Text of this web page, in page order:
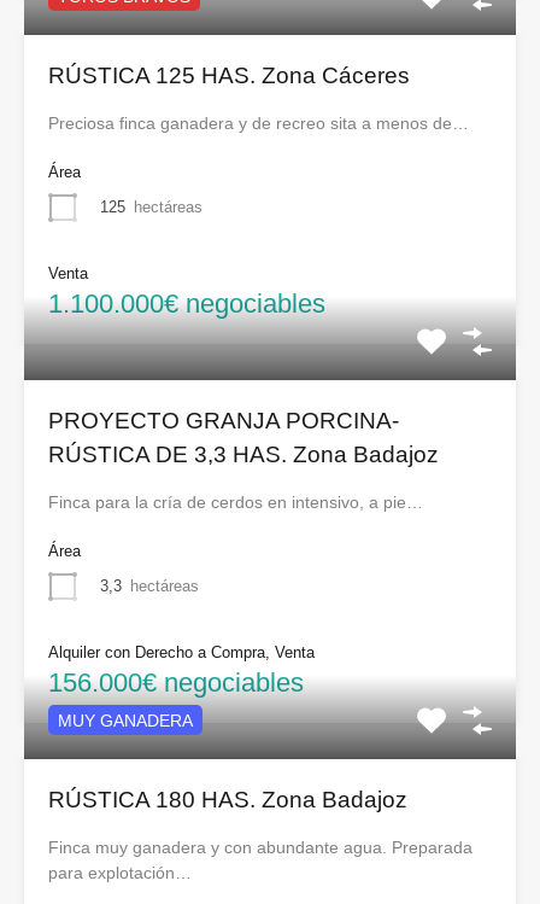
RÚSTICA 125 HAS. Zona Cáceres
Preciosa finca ganadera y de recreo sita a menos de…
Área
125 hectáreas
Venta
1.100.000€ negociables
PROYECTO GRANJA PORCINA-
RÚSTICA DE 3,3 HAS. Zona Badajoz
Finca para la cría de cerdos en intensivo, a pie…
Área
3,3 hectáreas
Alquiler con Derecho a Compra, Venta
156.000€ negociables
MUY GANADERA
RÚSTICA 180 HAS. Zona Badajoz
Finca muy ganadera y con abundante agua. Preparada
para explotación…